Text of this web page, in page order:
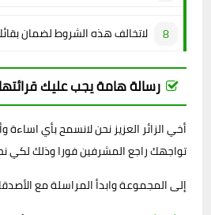
لاتخالف هذه الشروط لضمان
رسالة هامة يجب عليك
أخي الزائر العزيز نحن لانسمح بأي
تواجهك راجع المشرفين فورا وذلك لكي
إلى المجموعة وابدأ المراسلة مع